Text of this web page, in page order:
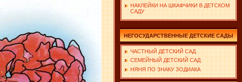
НАКЛЕЙКИ НА ШКАФЧИКИ В ДЕТСКОМ
САДУ
НЕГОСУДАРСТВЕННЫЕ ДЕТСКИЕ САДЫ
ЧАСТНЫЙ ДЕТСКИЙ САД
СЕМЕЙНЫЙ ДЕТСКИЙ САД
НЯНЯ ПО ЗНАКУ ЗОДИАКА